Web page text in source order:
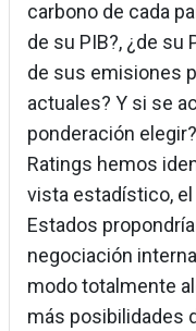
carbono de cada
de su PIB?, ¿de su
de sus emisiones
actuales? Y si se
ponderación
Ratings hemos
vista estadístico,
Estados
negociación
modo totalmente
más posibilidades